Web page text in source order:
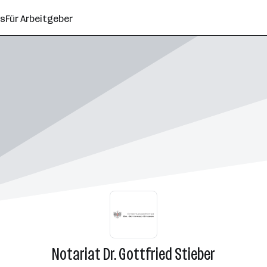
Für Arbeitgeber
Notariat Dr. Gottfried Stieber